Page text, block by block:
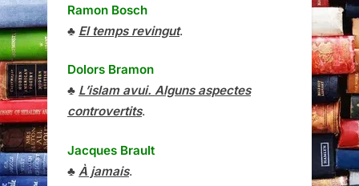
Ramon Bosch
♣ El temps revingut.
Dolors Bramon
♣ L’islam avui. Alguns aspectes
controvertits.
Jacques Brault
♣ À jamais.